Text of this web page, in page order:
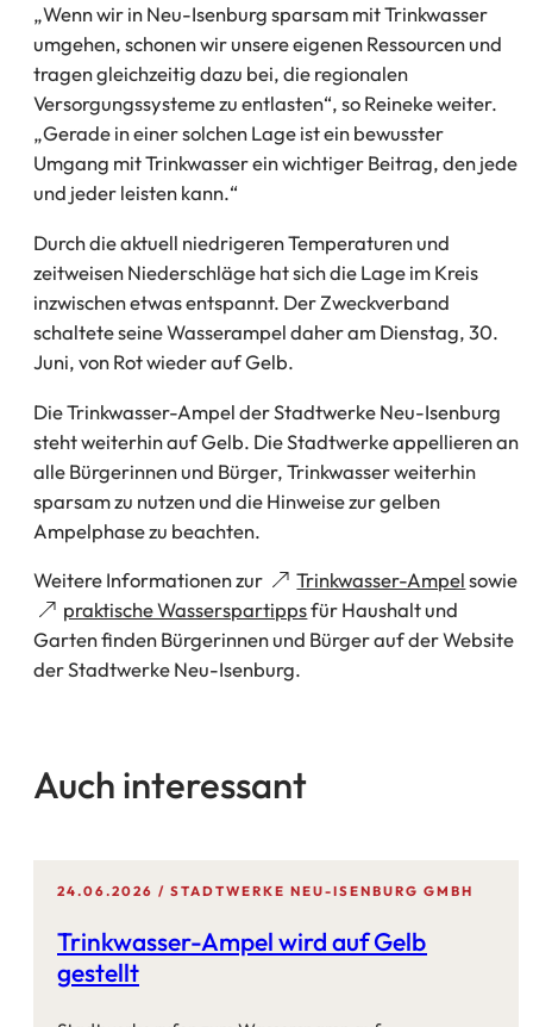
„Wenn wir in Neu-Isenburg sparsam mit Trinkwasser
umgehen, schonen wir unsere eigenen Ressourcen und
tragen gleichzeitig dazu bei, die regionalen
Versorgungssysteme zu entlasten“, so Reineke weiter.
„Gerade in einer solchen Lage ist ein bewusster
Umgang mit Trinkwasser ein wichtiger Beitrag, den jede
und jeder leisten kann.“
Durch die aktuell niedrigeren Temperaturen und
zeitweisen Niederschläge hat sich die Lage im Kreis
inzwischen etwas entspannt. Der Zweckverband
schaltete seine Wasserampel daher am Dienstag, 30.
Juni, von Rot wieder auf Gelb.
Die Trinkwasser-Ampel der Stadtwerke Neu-Isenburg
steht weiterhin auf Gelb. Die Stadtwerke appellieren an
alle Bürgerinnen und Bürger, Trinkwasser weiterhin
sparsam zu nutzen und die Hinweise zur gelben
Ampelphase zu beachten.
Weitere Informationen zur
Trinkwasser-Ampel
(Öffnet
einem
neuen
sowie
praktische Wasserspartipps
(Öffnet
einem
für Haushalt und
Garten finden Bürgerinnen und Bürger auf der Website
der Stadtwerke Neu-Isenburg.
Auch interessant
24.06.2026 STADTWERKE NEU-ISENBURG GMBH
Trinkwasser-Ampel wird auf Gelb
gestellt